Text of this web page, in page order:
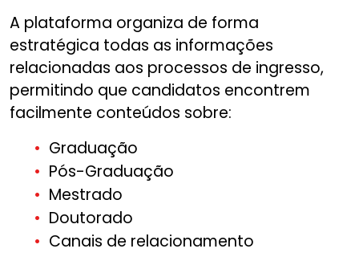
A plataforma organiza de forma
estratégica todas as informações
relacionadas aos processos de ingresso,
permitindo que candidatos encontrem
facilmente conteúdos sobre:
Graduação
Pós-Graduação
Mestrado
Doutorado
Canais de relacionamento